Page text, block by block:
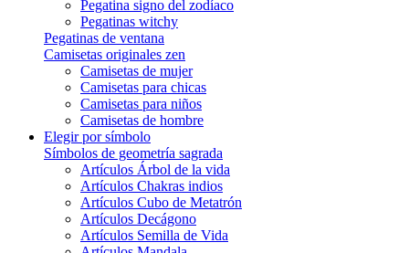
Pegatina signo del zodíaco
Pegatinas witchy
Pegatinas de ventana
Camisetas originales zen
Camisetas de mujer
Camisetas para chicas
Camisetas para niños
Camisetas de hombre
Elegir por símbolo
Símbolos de geometría sagrada
Artículos Árbol de la vida
Artículos Chakras indios
Artículos Cubo de Metatrón
Artículos Decágono
Artículos Semilla de Vida